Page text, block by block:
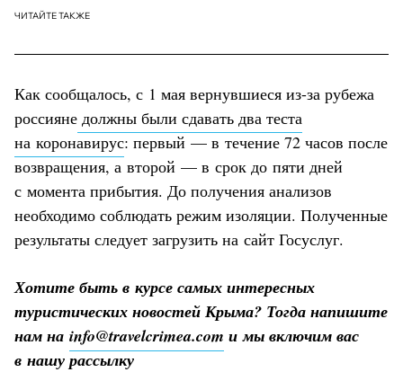
ЧИТАЙТЕ ТАКЖЕ
Как сообщалось, с 1 мая вернувшиеся из-за рубежа
россияне должны были сдавать два теста
на коронавирус: первый — в течение 72 часов после
возвращения, а второй — в срок до пяти дней
с момента прибытия. До получения анализов
необходимо соблюдать режим изоляции. Полученные
результаты следует загрузить на сайт Госуслуг.
Хотите быть в курсе самых интересных
туристических новостей Крыма? Тогда напишите
нам на info@travelcrimea.com и мы включим вас
в нашу рассылку